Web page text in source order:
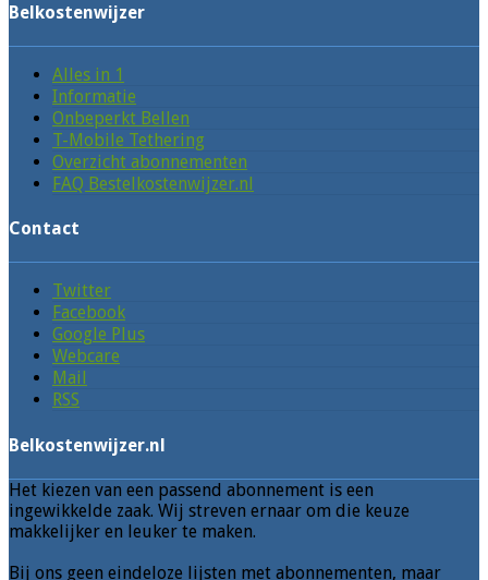
Belkostenwijzer
Alles in 1
Informatie
Onbeperkt Bellen
T-Mobile Tethering
Overzicht abonnementen
FAQ Bestelkostenwijzer.nl
Contact
Twitter
Facebook
Google Plus
Webcare
Mail
RSS
Belkostenwijzer.nl
Het kiezen van een passend abonnement is een
ingewikkelde zaak. Wij streven ernaar om die keuze
makkelijker en leuker te maken.
Bij ons geen eindeloze lijsten met abonnementen, maar